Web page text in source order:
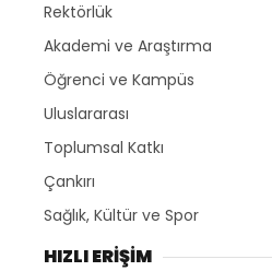
Rektörlük
Akademi ve Araştırma
Öğrenci ve Kampüs
Uluslararası
Toplumsal Katkı
Çankırı
Sağlık, Kültür ve Spor
HIZLI ERİŞİM